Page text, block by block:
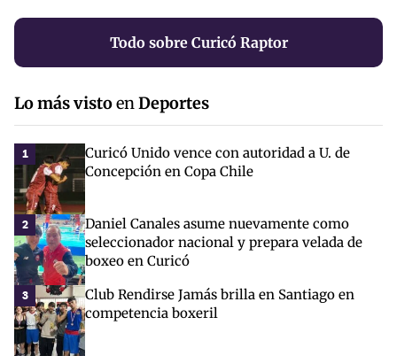
Todo sobre Curicó Raptor
Lo más vistoenDeportes
1
Curicó Unido vence con autoridad a U. de
Concepción en Copa Chile
2
Daniel Canales asume nuevamente como
seleccionador nacional y prepara velada de
boxeo en Curicó
3
Club Rendirse Jamás brilla en Santiago en
competencia boxeril